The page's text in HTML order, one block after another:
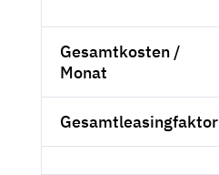
Gesamtkosten /
Monat
Gesamtleasingfaktor